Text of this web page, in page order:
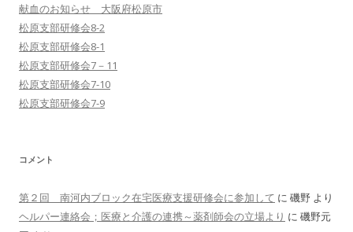
献血のお知らせ 大阪府松原市
松原支部研修会8-2
松原支部研修会8-1
松原支部研修会7－11
松原支部研修会7-10
松原支部研修会7-9
コメント
第２回 南河内ブロック在宅医療支援研修会に参加して に 磯野 より
ヘルパー連絡会；医療と介護の連携～薬剤師会の立場より に 磯野元